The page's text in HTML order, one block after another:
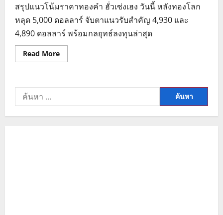
สรุปแนวโน้มราคาทองคำ ฮั่วเซ่งเฮง วันนี้ หลังทองโลก
หลุด 5,000 ดอลลาร์ จับตาแนวรับสำคัญ 4,930 และ
4,890 ดอลลาร์ พร้อมกลยุทธ์ลงทุนล่าสุด
Read MoreRead
more
โน้ม
วัน
นี้
ค้นหา
สำหรับ: